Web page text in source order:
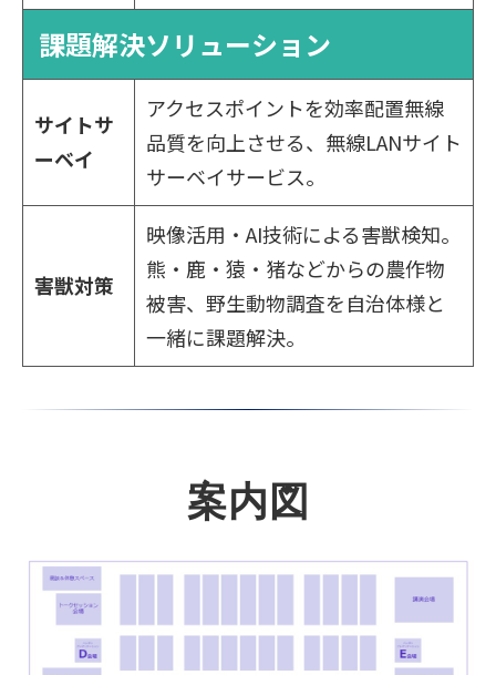
課題解決ソリューション
サイトサ
ーベイ
アクセスポイントを効率配置無線
品質を向上させる、 無線LANサイト
サーベイサービス。
害獣対策
映像活用・AI技術による害獣検知。
熊・鹿・猿・猪などからの農作物
被害、野生動物調査を自治体様と
一緒に課題解決。
案内図